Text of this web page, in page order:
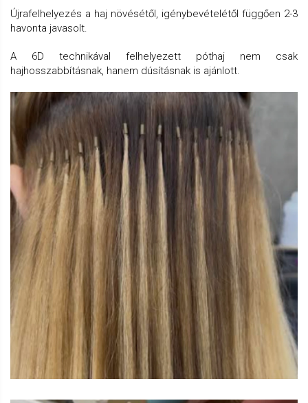
Újrafelhelyezés a haj növésétől, igénybevételétől függően 2-3
havonta javasolt.
A 6D technikával felhelyezett póthaj nem csak
hajhosszabbításnak, hanem dúsításnak is ajánlott.